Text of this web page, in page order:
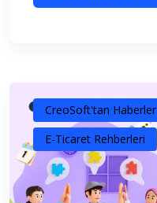
CreoSoft'tan Haberler
E-Ticaret Rehberleri